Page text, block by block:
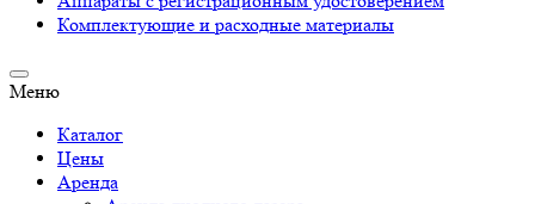
Комплектующие и расходные материалы
Меню
Каталог
Цены
Аренда